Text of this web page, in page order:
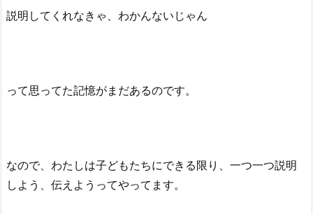
説明してくれなきゃ、わかんないじゃん
って思ってた記憶がまだあるのです。
なので、わたしは子どもたちにできる限り、一つ一つ説明
しよう、伝えようってやってます。